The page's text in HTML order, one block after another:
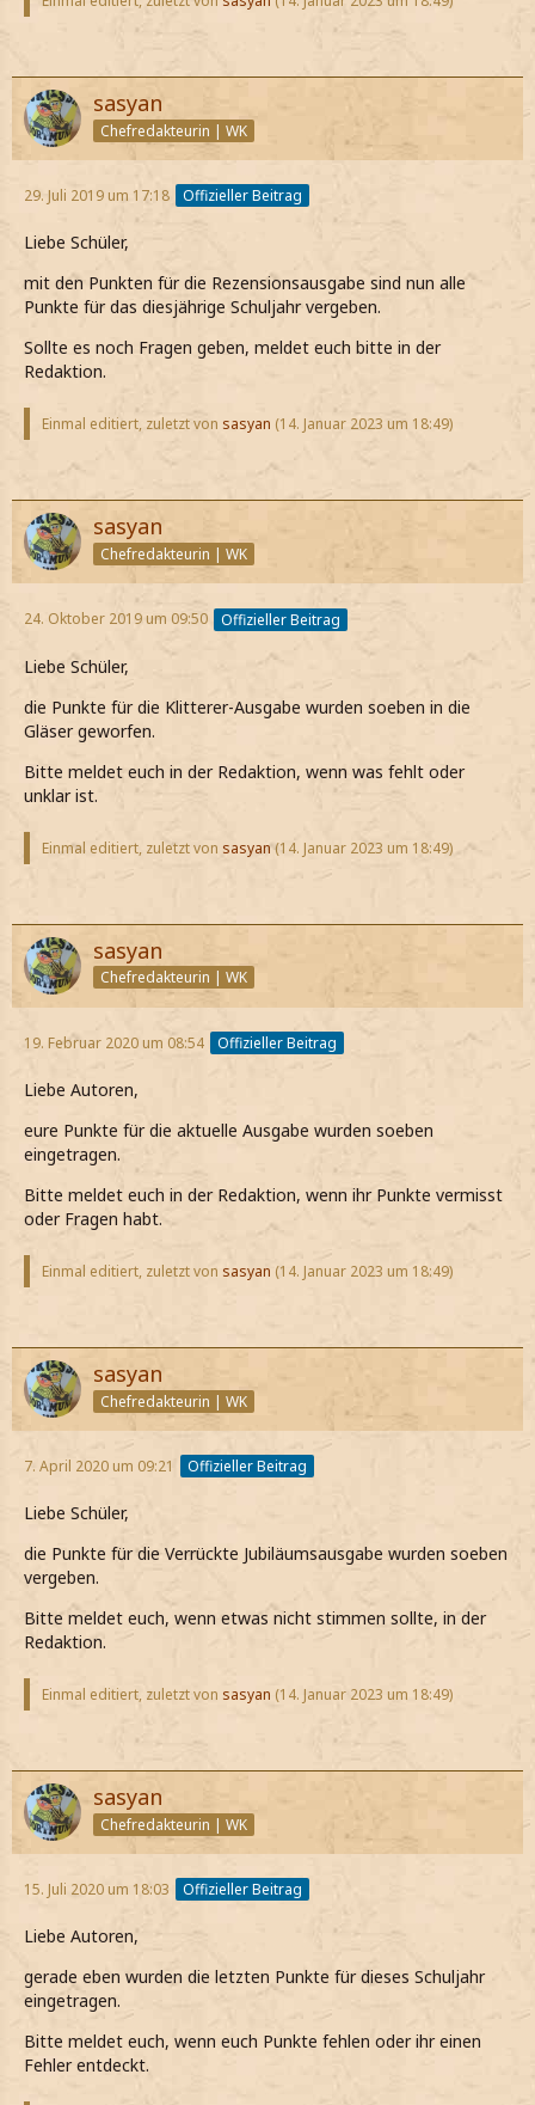
sasyan
Chefredakteurin | WK
29. Juli 2019 um 17:18 Offizieller Beitrag
Liebe Schüler,
mit den Punkten für die Rezensionsausgabe sind nun alle
Punkte für das diesjährige Schuljahr vergeben.
Sollte es noch Fragen geben, meldet euch bitte in der
Redaktion.
Einmal editiert, zuletzt von sasyan (14. Januar 2023 um 18:49)
sasyan
Chefredakteurin | WK
24. Oktober 2019 um 09:50 Offizieller Beitrag
Liebe Schüler,
die Punkte für die Klitterer-Ausgabe wurden soeben in die
Gläser geworfen.
Bitte meldet euch in der Redaktion, wenn was fehlt oder
unklar ist.
Einmal editiert, zuletzt von sasyan(14. Januar 2023 um 18:49)
sasyan
Chefredakteurin | WK
19. Februar 2020 um 08:54 Offizieller Beitrag
Liebe Autoren,
eure Punkte für die aktuelle Ausgabe wurden soeben
eingetragen.
Bitte meldet euch in der Redaktion, wenn ihr Punkte vermisst
oder Fragen habt.
Einmal editiert, zuletzt von sasyan (14. Januar 2023 um 18:49)
sasyan
Chefredakteurin | WK
7. April 2020 um 09:21 Offizieller Beitrag
Liebe Schüler,
die Punkte für die Verrückte Jubiläumsausgabe wurden soeben
vergeben.
Bitte meldet euch, wenn etwas nicht stimmen sollte, in der
Redaktion.
Einmal editiert, zuletzt von sasyan (14. Januar 2023 um 18:49)
sasyan
Chefredakteurin | WK
15. Juli 2020 um 18:03 Offizieller Beitrag
Liebe Autoren,
gerade eben wurden die letzten Punkte für dieses Schuljahr
eingetragen.
Bitte meldet euch, wenn euch Punkte fehlen oder ihr einen
Fehler entdeckt.